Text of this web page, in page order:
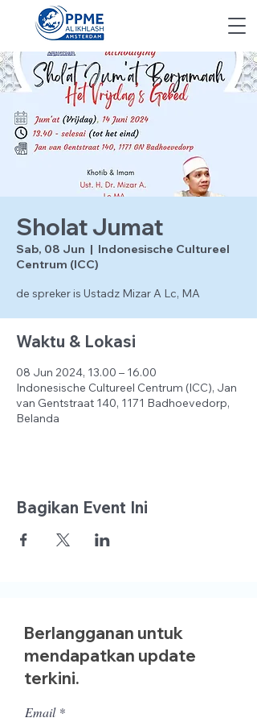
Sholat Jumat
Sab, 08 Jun
  |
Indonesische Cultureel
Centrum (ICC)
de spreker is Ustadz Mizar A Lc, MA
Waktu & Lokasi
08 Jun 2024, 13.00 – 16.00
Indonesische Cultureel Centrum (ICC), Jan
van Gentstraat 140, 1171 Badhoevedorp,
Belanda
Bagikan Event Ini
Berlangganan untuk
mendapatkan update
terkini.
Email